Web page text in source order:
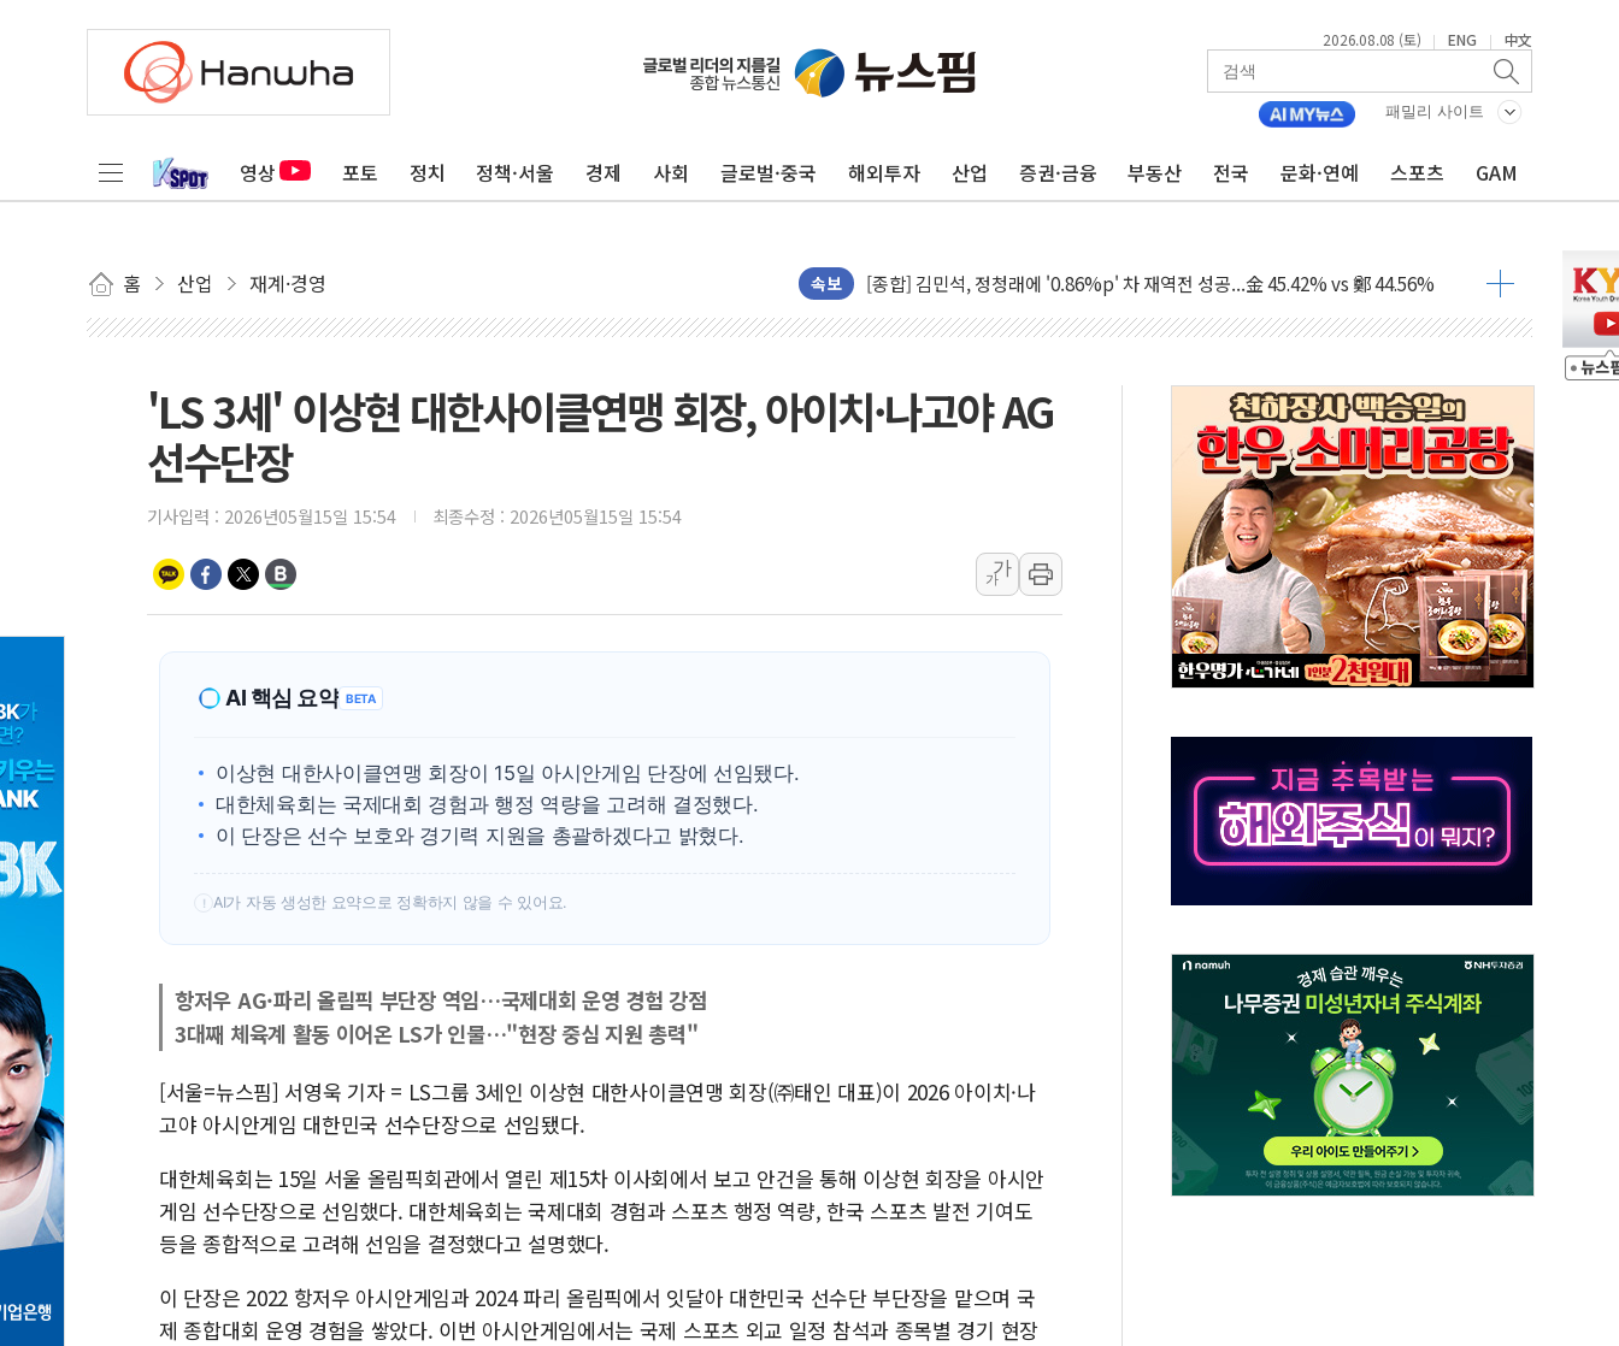
2026.08.08 (토) | ENG | 中文
패밀리 사이트
영상 포토 정치 정책·서울 경제 사회 글로벌·중국 해외투자 산업 증권·금융 부동산 전국 문화·연예 스포츠 GAM
홈 산업 재계·경영 속보
포항시 재난예산 40억 긴급 투입…고수온 양식장 복구·지원 '총력'
인천 합동연설회 나선 송영길·정청래·김민석 당대표 후보
김민석, 2주차 제주·인천 경선서 정청래에 승리...47.75% vs 42.08%
[속보] 민주, 제주·인천 경선 결과 발표...김민석 47.75% 정청래 42.08%
[속보] 민주, 인천 경선 결과 발표...김민석 45.09% 정청래 43.27% 송영길 11.63%
[속보] 민주, 제주 경선 결과 발표...김민석 52.64% 정청래 39.89% 송영길 7.47%
美, 이란전 출구전략 만지작…공습 한계·탄약 부족 현실화
강릉·동해·삼척 시간당 최대 50㎜ 폭우…강원 동해안 강한 비 이어져
폐기물 수거하다 참변…60대 환경미화원 수거차에 치여 사망
서울 중랑구 주택가서 흉기 난동…60대 남성 2명 숨져
李대통령 "결혼 때문에 손해 보는 일 없게"…'결혼 페널티' 22개 과제 손본다
여수 오동도 인근 해상서 모터보트 전복…1명 사망·1명 실종
추미애, '위안부' 피해자 기림의 날 참석..."국제적 시민 연대로 목소리 내야"
인천 선재도 갯벌서 해루질 중 실종 60대 나흘만에 숨진 채 발견
인천서 말다툼 중 어머니 흉기 살해 10대 아들 체포
'화합' 꺼낸 김민석에 '뻔뻔' 받아친 정청래…제주 연설서 신경전 고조
'LS 3세' 이상현 대한사이클연맹 회장, 아이치·나고야 AG
선수단장
기사입력 : 2026년05월15일 15:54 최종수정 : 2026년05월15일 15:54
가
가
AI 핵심 요약 BETA
이상현 대한사이클연맹 회장이 15일 아시안게임 단장에 선임됐다.
대한체육회는 국제대회 경험과 행정 역량을 고려해 결정했다.
이 단장은 선수 보호와 경기력 지원을 총괄하겠다고 밝혔다.
! AI가 자동 생성한 요약으로 정확하지 않을 수 있어요.
항저우 AG·파리 올림픽 부단장 역임…국제대회 운영 경험 강점
3대째 체육계 활동 이어온 LS가 인물…"현장 중심 지원 총력"
[서울=뉴스핌] 서영욱 기자 = LS그룹 3세인 이상현 대한사이클연맹 회장(㈜태인 대표)이 2026 아이치·나
고야 아시안게임 대한민국 선수단장으로 선임됐다.
대한체육회는 15일 서울 올림픽회관에서 열린 제15차 이사회에서 보고 안건을 통해 이상현 회장을 아시안
게임 선수단장으로 선임했다. 대한체육회는 국제대회 경험과 스포츠 행정 역량, 한국 스포츠 발전 기여도
등을 종합적으로 고려해 선임을 결정했다고 설명했다.
이 단장은 2022 항저우 아시안게임과 2024 파리 올림픽에서 잇달아 대한민국 선수단 부단장을 맡으며 국
제 종합대회 운영 경험을 쌓았다. 이번 아시안게임에서는 국제 스포츠 외교 일정 참석과 종목별 경기 현장